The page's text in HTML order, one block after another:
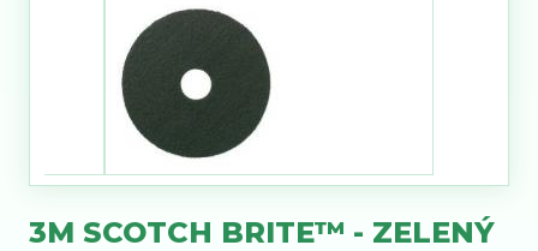
3M SCOTCH BRITE™ - ZELENÝ